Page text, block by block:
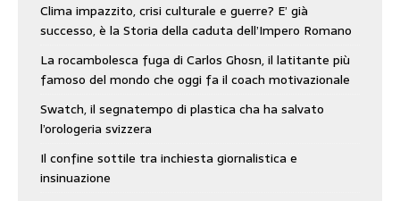
Clima impazzito, crisi culturale e guerre? E’ già
successo, è la Storia della caduta dell’Impero Romano
La rocambolesca fuga di Carlos Ghosn, il latitante più
famoso del mondo che oggi fa il coach motivazionale
Swatch, il segnatempo di plastica cha ha salvato
l’orologeria svizzera
Il confine sottile tra inchiesta giornalistica e
insinuazione